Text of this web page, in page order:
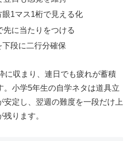
1マス1桁で見える化
先に当たりをつける
下段に二行分確保
に収まり、連日でも疲れが蓄積
。小学5年生の自学ネタは道具立
安定し、翌週の難度を一段だけ上
ります。